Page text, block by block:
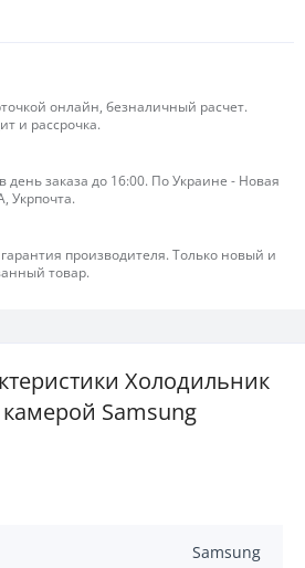
онлайн, безналичный расчет.
и рассрочка.
день заказа до 16:00. По Украине - Новая
Укрпочта.
производителя. Только новый и
товар.
Холодильник
Samsung
Samsung